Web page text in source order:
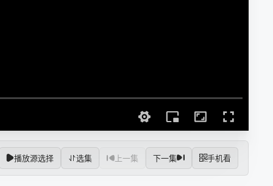
播放源选择 选集 上一集 下一集 手机看